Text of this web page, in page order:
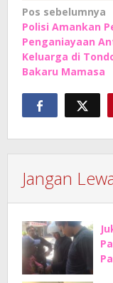
Navigasi
pos
Pos sebelumnya
Polisi Amankan
Penganiayaan
Keluarga di
Bakaru Mamasa
Jangan